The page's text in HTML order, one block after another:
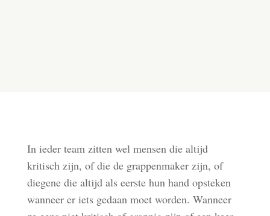
In ieder team zitten wel mensen die altijd
kritisch zijn, of die de grappenmaker zijn, of
diegene die altijd als eerste hun hand opsteken
wanneer er iets gedaan moet worden. Wanneer